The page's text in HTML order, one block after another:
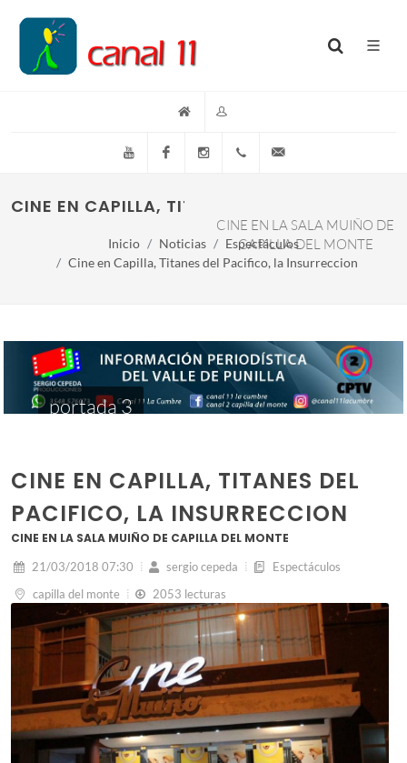
YouTube FacebookInstagram(+54)(9)3548-576073
CINE EN CAPILLA, TITANES DEL PACIFICO, LA
CINE EN LA SALA MUIÑO DE
CAPILLA DEL MONTE
Inicio Noticias
Espectáculos
Cine en Capilla, Titanes del Pacifico, la Insurreccion
portada 3
CINE EN CAPILLA, TITANES DEL
PACIFICO, LA INSURRECCION
CINE EN LA SALA MUIÑO DE CAPILLA DEL MONTE
21/03/2018 07:30 sergio cepeda
Espectáculos
capilla del monte
2053 lecturas